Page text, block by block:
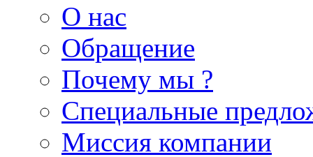
О нас
Обращение
Почему мы ?
Специальные
Миссия компании